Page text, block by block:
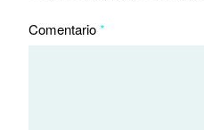
Comentario*